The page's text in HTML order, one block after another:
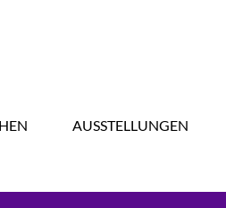
AUSSTELLUNGEN